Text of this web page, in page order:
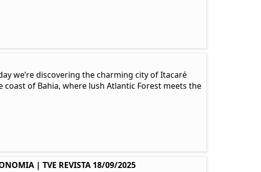
we’re discovering the charming city of Itacaré
of Bahia, where lush Atlantic Forest meets the
| TVE REVISTA 18/09/2025